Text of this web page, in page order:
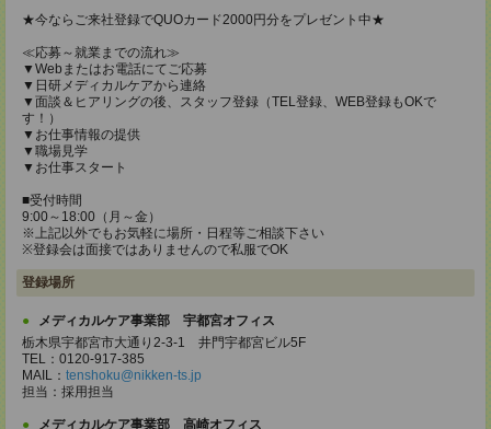
★今ならご来社登録でQUOカード2000円分をプレゼント中★
≪応募～就業までの流れ≫
▼Webまたはお電話にてご応募
▼日研メディカルケアから連絡
▼面談＆ヒアリングの後、スタッフ登録（TEL登録、WEB登録もOKで
す！）
▼お仕事情報の提供
▼職場見学
▼お仕事スタート
■受付時間
9:00～18:00（月～金）
※上記以外でもお気軽に場所・日程等ご相談下さい
※登録会は面接ではありませんので私服でOK
登録場所
メディカルケア事業部 宇都宮オフィス
栃木県宇都宮市大通り2-3-1 井門宇都宮ビル5F
TEL：0120-917-385
MAIL： tenshoku@nikken-ts.jp
担当：採用担当
メディカルケア事業部 高崎オフィス